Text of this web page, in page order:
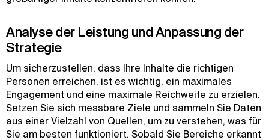
Analyse der Leistung und Anpassung der
Strategie
Um sicherzustellen, dass Ihre Inhalte die richtigen
Personen erreichen, ist es wichtig, ein maximales
Engagement und eine maximale Reichweite zu erzielen.
Setzen Sie sich messbare Ziele und sammeln Sie Daten
aus einer Vielzahl von Quellen, um zu verstehen, was für
Sie am besten funktioniert. Sobald Sie Bereiche erkannt